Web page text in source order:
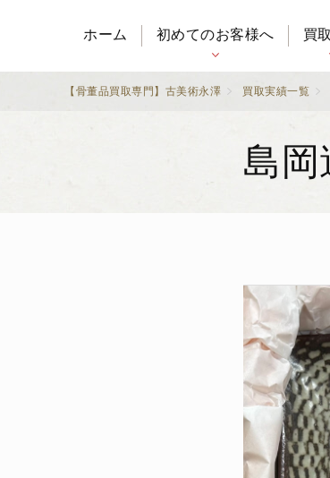
ホーム 初めてのお客様へ 買
【骨董品買取専門】古美術永澤 買取実績一覧
島岡